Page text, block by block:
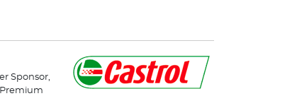
Sponsor,